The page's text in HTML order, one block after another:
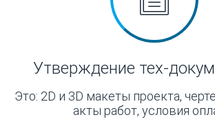
Утверждение тех-
Это: 2D и 3D макеты проекта,
акты работ, условия